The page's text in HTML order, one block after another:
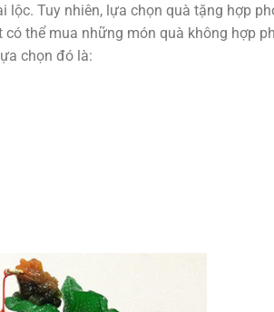
lộc. Tuy nhiên, lựa chọn quà tặng hợp
thể mua những món quà không hợp
chọn đó là: